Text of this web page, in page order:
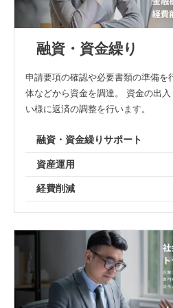
融資・資金繰り
申請要項の確認や必要書類の準備を
体などから資金を調達。 資金の出
い様に返済の調整を行います。
融資・資金繰りサポート
資産運用
経費削減